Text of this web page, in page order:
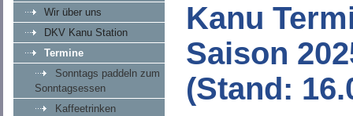
Wir über uns
DKV Kanu Station
Termine
Sonntags paddeln zum
Sonntagsessen
Kaffeetrinken
Kanu
Saison
(Stand: